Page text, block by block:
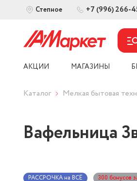
Степное +7 (996) 266-
АКЦИИ МАГАЗИНЫ
Каталог Мелкая бытовая
Вафельница
РАССРОЧКА на ВСЁ 300 бонусов